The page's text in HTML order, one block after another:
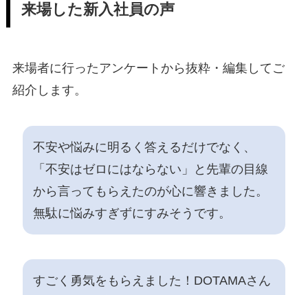
来場した新入社員の声
来場者に行ったアンケートから抜粋・編集してご
紹介します。
不安や悩みに明るく答えるだけでなく、
「不安はゼロにはならない」と先輩の目線
から言ってもらえたのが心に響きました。
無駄に悩みすぎずにすみそうです。
すごく勇気をもらえました！DOTAMAさん